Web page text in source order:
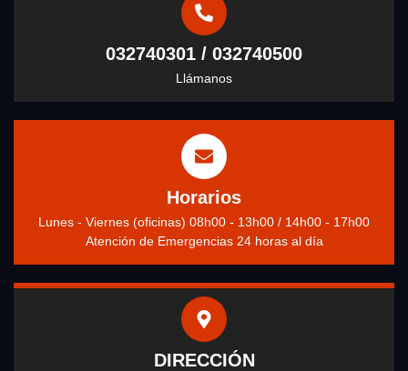
032740301 / 032740500
Llámanos
Horarios
Lunes - Viernes (oficinas) 08h00 - 13h00 / 14h00 - 17h00
Atención de Emergencias 24 horas al día
DIRECCIÓN